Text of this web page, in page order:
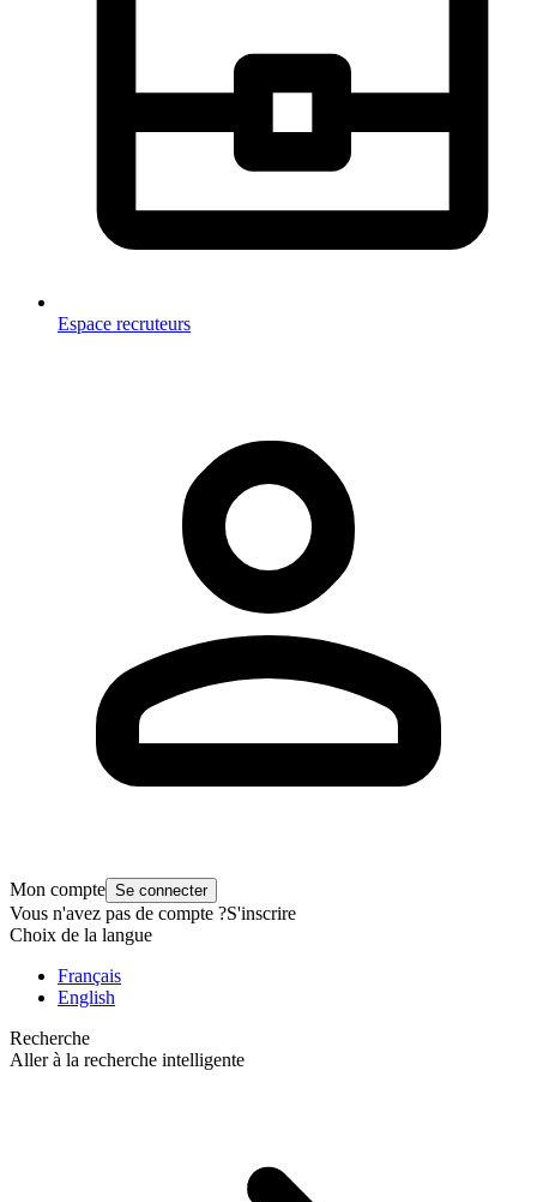
Espace recruteurs
Mon compte Se connecter
Vous n'avez pas de compte ?S'inscrire
Choix de la langue
Français
English
Recherche
Aller à la recherche intelligente